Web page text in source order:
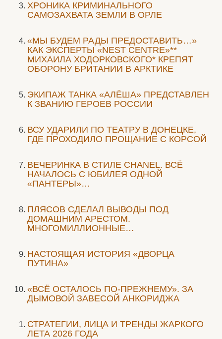
ХРОНИКА КРИМИНАЛЬНОГО
САМОЗАХВАТА ЗЕМЛИ В ОРЛЕ
«МЫ БУДЕМ РАДЫ ПРЕДОСТАВИТЬ…»
КАК ЭКСПЕРТЫ «NEST CENTRE»**
МИХАИЛА ХОДОРКОВСКОГО* КРЕПЯТ
ОБОРОНУ БРИТАНИИ В АРКТИКЕ
ЭКИПАЖ ТАНКА «АЛЁША» ПРЕДСТАВЛЕН
К ЗВАНИЮ ГЕРОЕВ РОССИИ
ВСУ УДАРИЛИ ПО ТЕАТРУ В ДОНЕЦКЕ,
ГДЕ ПРОХОДИЛО ПРОЩАНИЕ С КОРСОЙ
ВЕЧЕРИНКА В СТИЛЕ СHANEL. ВСЁ
НАЧАЛОСЬ С ЮБИЛЕЯ ОДНОЙ
«ПАНТЕРЫ»…
ПЛЯСОВ СДЕЛАЛ ВЫВОДЫ ПОД
ДОМАШНИМ АРЕСТОМ.
МНОГОМИЛЛИОННЫЕ…
НАСТОЯЩАЯ ИСТОРИЯ «ДВОРЦА
ПУТИНА»
«ВСЁ ОСТАЛОСЬ ПО-ПРЕЖНЕМУ». ЗА
ДЫМОВОЙ ЗАВЕСОЙ АНКОРИДЖА
СТРАТЕГИИ, ЛИЦА И ТРЕНДЫ ЖАРКОГО
ЛЕТА 2026 ГОДА